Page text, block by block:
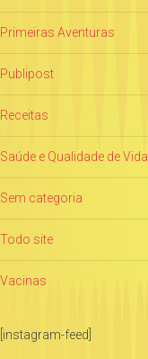
Primeiras Aventuras
Publipost
Receitas
Saúde e Qualidade de Vida
Sem categoria
Todo site
Vacinas
[instagram-feed]